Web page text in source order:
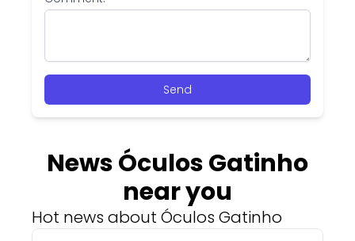
Send
News Óculos Gatinho
near you
Hot news about Óculos Gatinho